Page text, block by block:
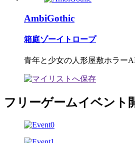
AmbiGothic
箱庭ゾーイトロープ
青年と少女の人形屋敷ホラー
フリーゲームイベント